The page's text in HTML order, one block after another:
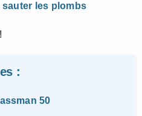
les plombs
:
50